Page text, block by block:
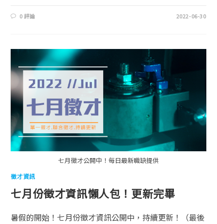
0 評論 2022-06-30
七月徵才公開中！每日最新職缺提供
徵才資訊
七月份徵才資訊懶人包！更新完畢
暑假的開始！七月份徵才資訊公開中，持續更新！（最後